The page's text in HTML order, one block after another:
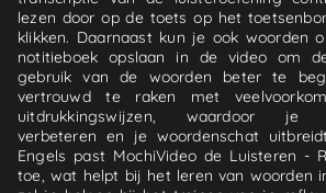
lezen door op de toets op het
klikken. Daarnaast kun je ook woorden
notitieboek opslaan in de video om
gebruik van de woorden beter te
vertrouwd te raken met
uitdrukkingswijzen, waardoor je
verbeteren en je woordenschat
Engels past MochiVideo de Luisteren -
toe, wat helpt bij het leren van woorden